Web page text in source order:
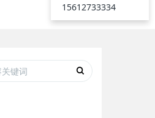
15612733334